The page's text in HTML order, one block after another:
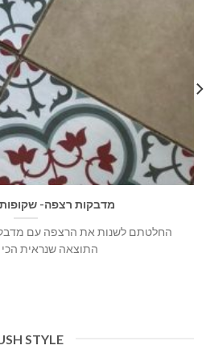
מדבקות רצפה-
החלטתם לשנות את הרצפה עם
התוצאה שנראית הכי
STYLE